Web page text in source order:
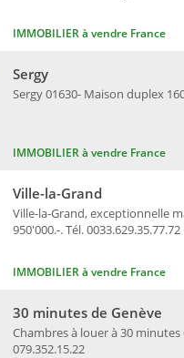
IMMOBILIER à vendre France
IMMOBILIER à vendre France
Sergy 01630- Maison duplex
Sergy
IMMOBILIER à vendre France
Ville-la-Grand, exceptionnelle
950'000.-. Tél. 0033.629.35.77.72
Ville-la-Grand
Chambres à louer à 30 minutes
079.352.15.22
30 minutes de Genève